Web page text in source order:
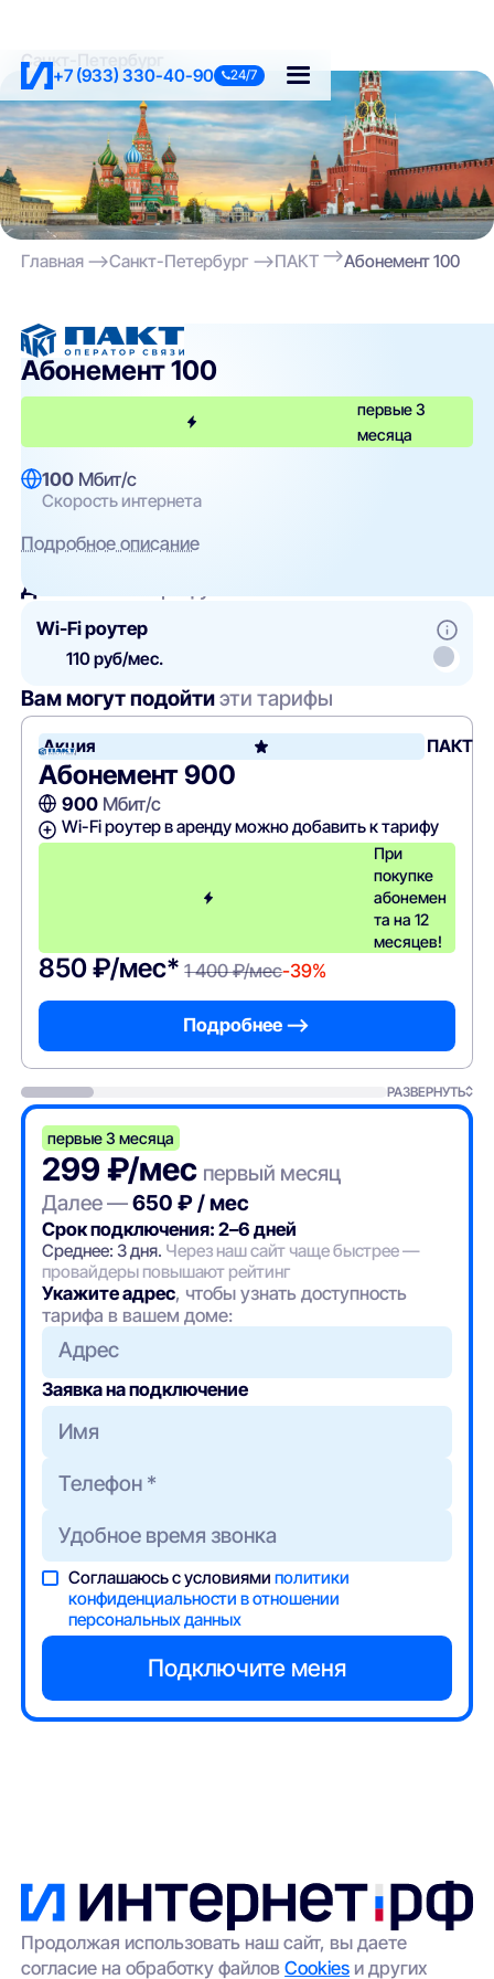
+7 (933) 330-40-90 24/7
Санкт-Петербург
Главная Санкт-Петербург ПАКТ Абонемент 100
ПАКТ
Абонемент 100
первые 3
месяца
100 Мбит/с
Скорость интернета
Подробное описание
Добавить
Wi-Fi роутер
110 руб/мес.
Вам могут подойтиэти тарифы
Акция ПАКТ
Абонемент 900
900Мбит/с
Wi-Fi роутер в аренду можно добавить к тарифу
При
покупке
абонемен
та на 12
месяцев!
850 ₽/мес* 1 400 ₽/мес-39%
Подробнее —>
РАЗВЕРНУТЬ
первые 3 месяца
299 ₽/мес первый месяц
Далее —650 ₽ / мес
Срок подключения: 2–6 дней
Среднее: 3 дня. Через наш сайт чаще быстрее —
провайдеры повышают рейтинг
Укажите адрес, чтобы узнать доступность
тарифа в вашем доме:
Адрес
Заявка на подключение
Соглашаюсь с условиямиполитики
конфиденциальности в отношении
персональных данных
Продолжая использовать наш сайт, вы даете
согласие на обработку файловCookies и других